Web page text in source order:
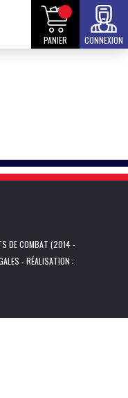
PANIER CONNEXION
DE COMBAT (2014 -
- RÉALISATION :